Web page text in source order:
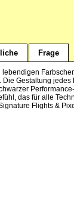
Frage
Gestaltung jedes
das für alle
Flights &